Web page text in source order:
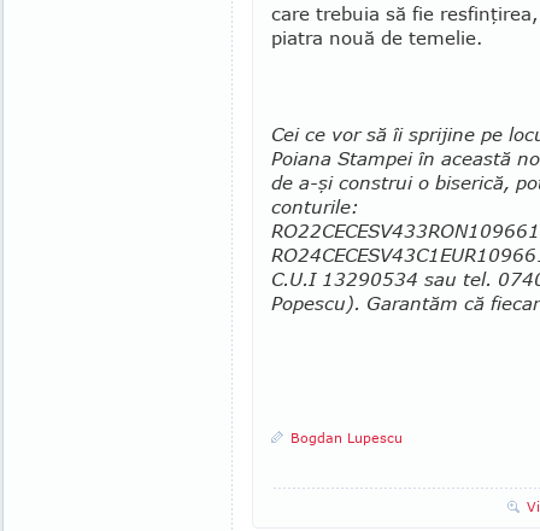
care trebuia să fie
piatra nouă de temelie.
Cei ce vor să îi sprijine pe
Poiana Stampei în această
de a-şi construi o biserică,
conturile:
C.U.I 13290534 sau tel.
Popescu). Garantăm că
Bogdan Lupescu